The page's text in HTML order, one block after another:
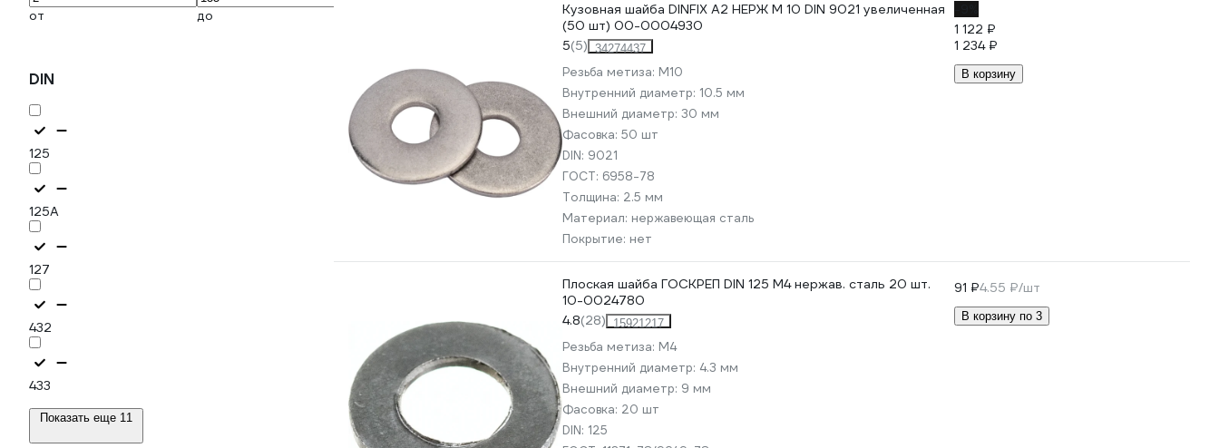
от до
DIN
125
125А
127
432
433
Показать еще 11
Кузовная шайба DINFIX А2 НЕРЖ М 10 DIN 9021 увеличенная
(50 шт) 00-0004930
5(5) 34274437
Резьба метиза: М10
Внутренний диаметр: 10.5 мм
Внешний диаметр: 30 мм
Фасовка: 50 шт
DIN: 9021
ГОСТ: 6958-78
Толщина: 2.5 мм
Материал: нержавеющая сталь
Покрытие: нет
1 122 ₽
1 234 ₽
В корзину
Плоская шайба ГОСКРЕП DIN 125 M4 нержав. сталь 20 шт.
10-0024780
4.8(28) 15921217
Резьба метиза: М4
Внутренний диаметр: 4.3 мм
Внешний диаметр: 9 мм
Фасовка: 20 шт
DIN: 125
91 ₽4.55 ₽/шт
В корзину по 3